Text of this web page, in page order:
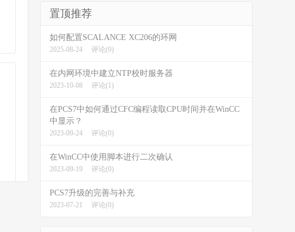
置顶推荐
如何配置SCALANCE XC206的环网
2025-08-24 评论(0)
在内网环境中建立NTP校时服务器
2023-10-08 评论(1)
在PCS7中如何通过CFC编程读取CPU时间并在WinCC
中显示？
2023-09-24 评论(0)
在WinCC中使用脚本进行二次确认
2023-09-19 评论(0)
PCS7升级的完善与补充
2023-07-21 评论(0)